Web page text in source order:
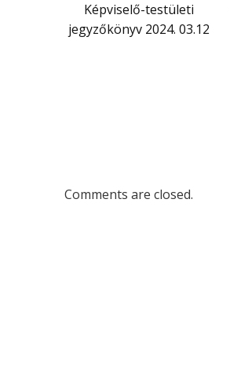
Képviselő-testületi
jegyzőkönyv 2024. 03.12
Comments are closed.